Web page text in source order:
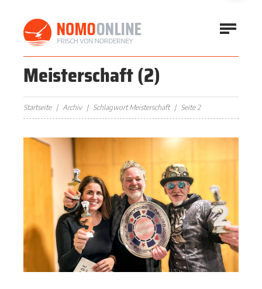
Meisterschaft(2)
Startseite Archiv Schlagwort Meisterschaft Seite 2